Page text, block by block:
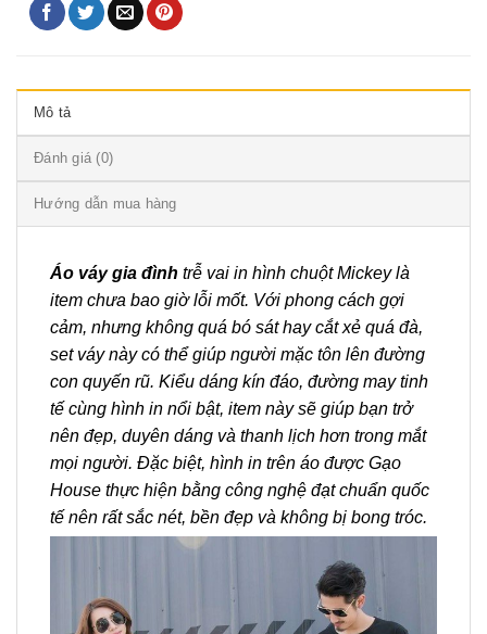
Mô tả
Đánh giá (0)
Hướng dẫn mua hàng
Áo váy gia đình trễ vai in hình chuột Mickey là
item chưa bao giờ lỗi mốt. Với phong cách gợi
cảm, nhưng không quá bó sát hay cắt xẻ quá đà,
set váy này có thể giúp người mặc tôn lên đường
con quyến rũ. Kiểu dáng kín đáo, đường may tinh
tế cùng hình in nổi bật, item này sẽ giúp bạn trở
nên đẹp, duyên dáng và thanh lịch hơn trong mắt
mọi người. Đặc biệt, hình in trên áo được Gạo
House thực hiện bằng công nghệ đạt chuẩn quốc
tế nên rất sắc nét, bền đẹp và không bị bong tróc.